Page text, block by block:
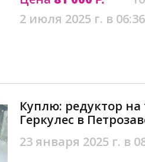
2 июля 2025 г. в 06:36
Куплю: редуктор
Геркулес в
23 января 2025 г. в